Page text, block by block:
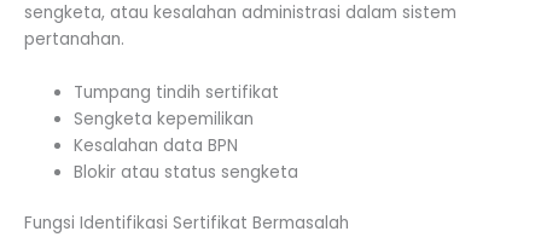
sengketa, atau kesalahan administrasi dalam sistem
pertanahan.
Tumpang tindih sertifikat
Sengketa kepemilikan
Kesalahan data BPN
Blokir atau status sengketa
Fungsi Identifikasi Sertifikat Bermasalah